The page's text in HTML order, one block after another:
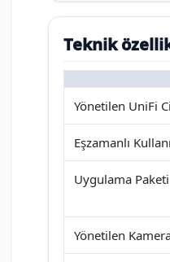
Teknik
Yönetilen UniFi
Eşzamanlı
Uygulama Paketi
Yönetilen